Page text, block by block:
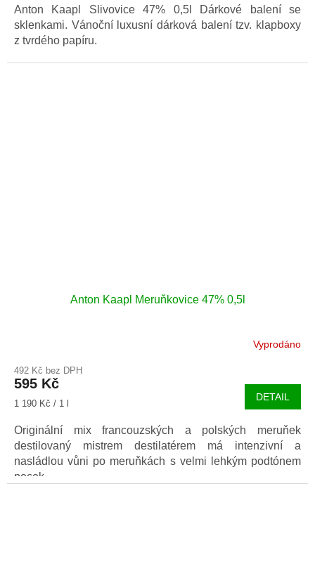
Anton Kaapl Slivovice 47% 0,5l Dárkové balení se
sklenkami. Vánoční luxusní dárková balení tzv. klapboxy
z tvrdého papíru.
Anton Kaapl Meruňkovice 47% 0,5l
Vyprodáno
492 Kč bez DPH
595 Kč
Měrná
1 190 Kč / 1 l
DETAIL
Originální mix francouzských a polských meruňek
destilovaný mistrem destilatérem má intenzivní a
nasládlou vůni po meruňkách s velmi lehkým podtónem
pecek.